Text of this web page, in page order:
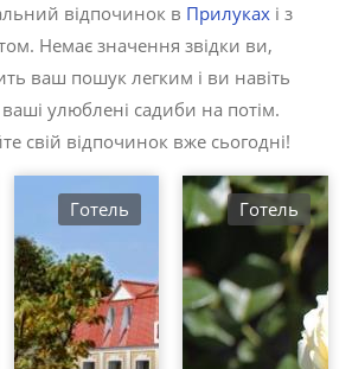
відпочинок в Прилуках і з
Немає значення звідки ви,
ваш пошук легким і ви навіть
улюблені садиби на потім.
свій відпочинок вже сьогодні!
Готель Готель